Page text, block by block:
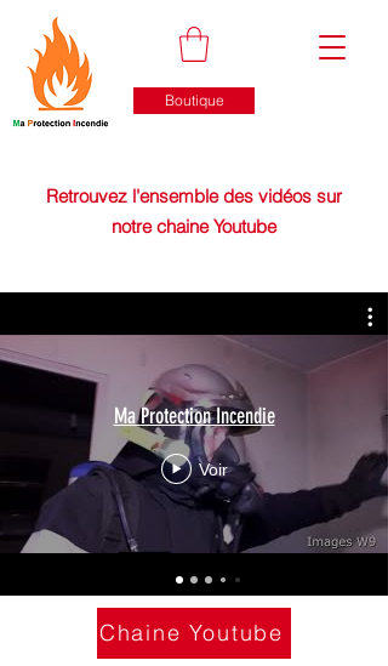
Boutique
Retrouvez l'ensemble des vidéos sur
notre chaine Youtube
Ma Protection Incendie
Voir
Chaine Youtube